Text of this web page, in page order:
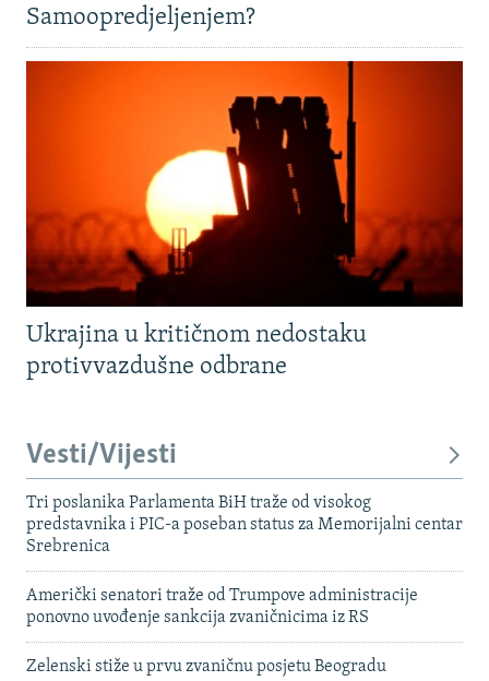
Samoopredjeljenjem?
Ukrajina u kritičnom nedostaku
protivvazdušne odbrane
Vesti/Vijesti
Tri poslanika Parlamenta BiH traže od visokog
predstavnika i PIC-a poseban status za Memorijalni centar
Srebrenica
Američki senatori traže od Trumpove administracije
ponovno uvođenje sankcija zvaničnicima iz RS
Zelenski stiže u prvu zvaničnu posjetu Beogradu